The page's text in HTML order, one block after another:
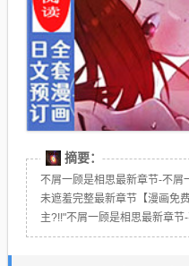
摘要：
不屑一顾是相思最新章节-不屑
未遮羞完整最新章节【漫画免
主?!!"不屑一顾是相思最新章节